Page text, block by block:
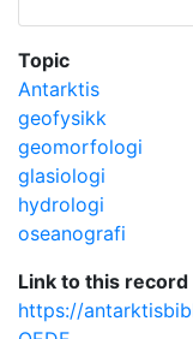
Topic
Antarktis
geofysikk
geomorfologi
glasiologi
hydrologi
oseanografi
Link to this record
https://